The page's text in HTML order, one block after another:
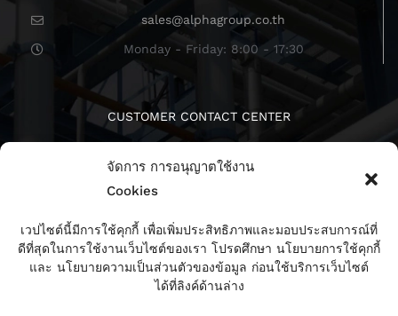
จัดการ การอนุญาตใช้งาน
Cookies
เวปไซต์นี้มีการใช้คุกกี้ เพื่อเพิ่มประสิทธิภาพและมอบประสบการณ์ที่
ดีที่สุดในการใช้งานเว็บไซต์ของเรา โปรดศึกษา นโยบายการใช้คุกกี้
และ นโยบายความเป็นส่วนตัวของข้อมูล ก่อนใช้บริการเว็บไซต์
ได้ที่ลิงค์ด้านล่าง
sales@alphagroup.co.th
Monday - Friday: 8:00 - 17:30
CUSTOMER CONTACT CENTER
ติดตามเรา